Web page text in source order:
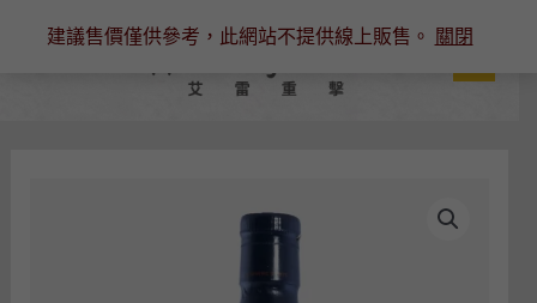
建議售價僅供參考，此網站不提供線上販售。 關閉